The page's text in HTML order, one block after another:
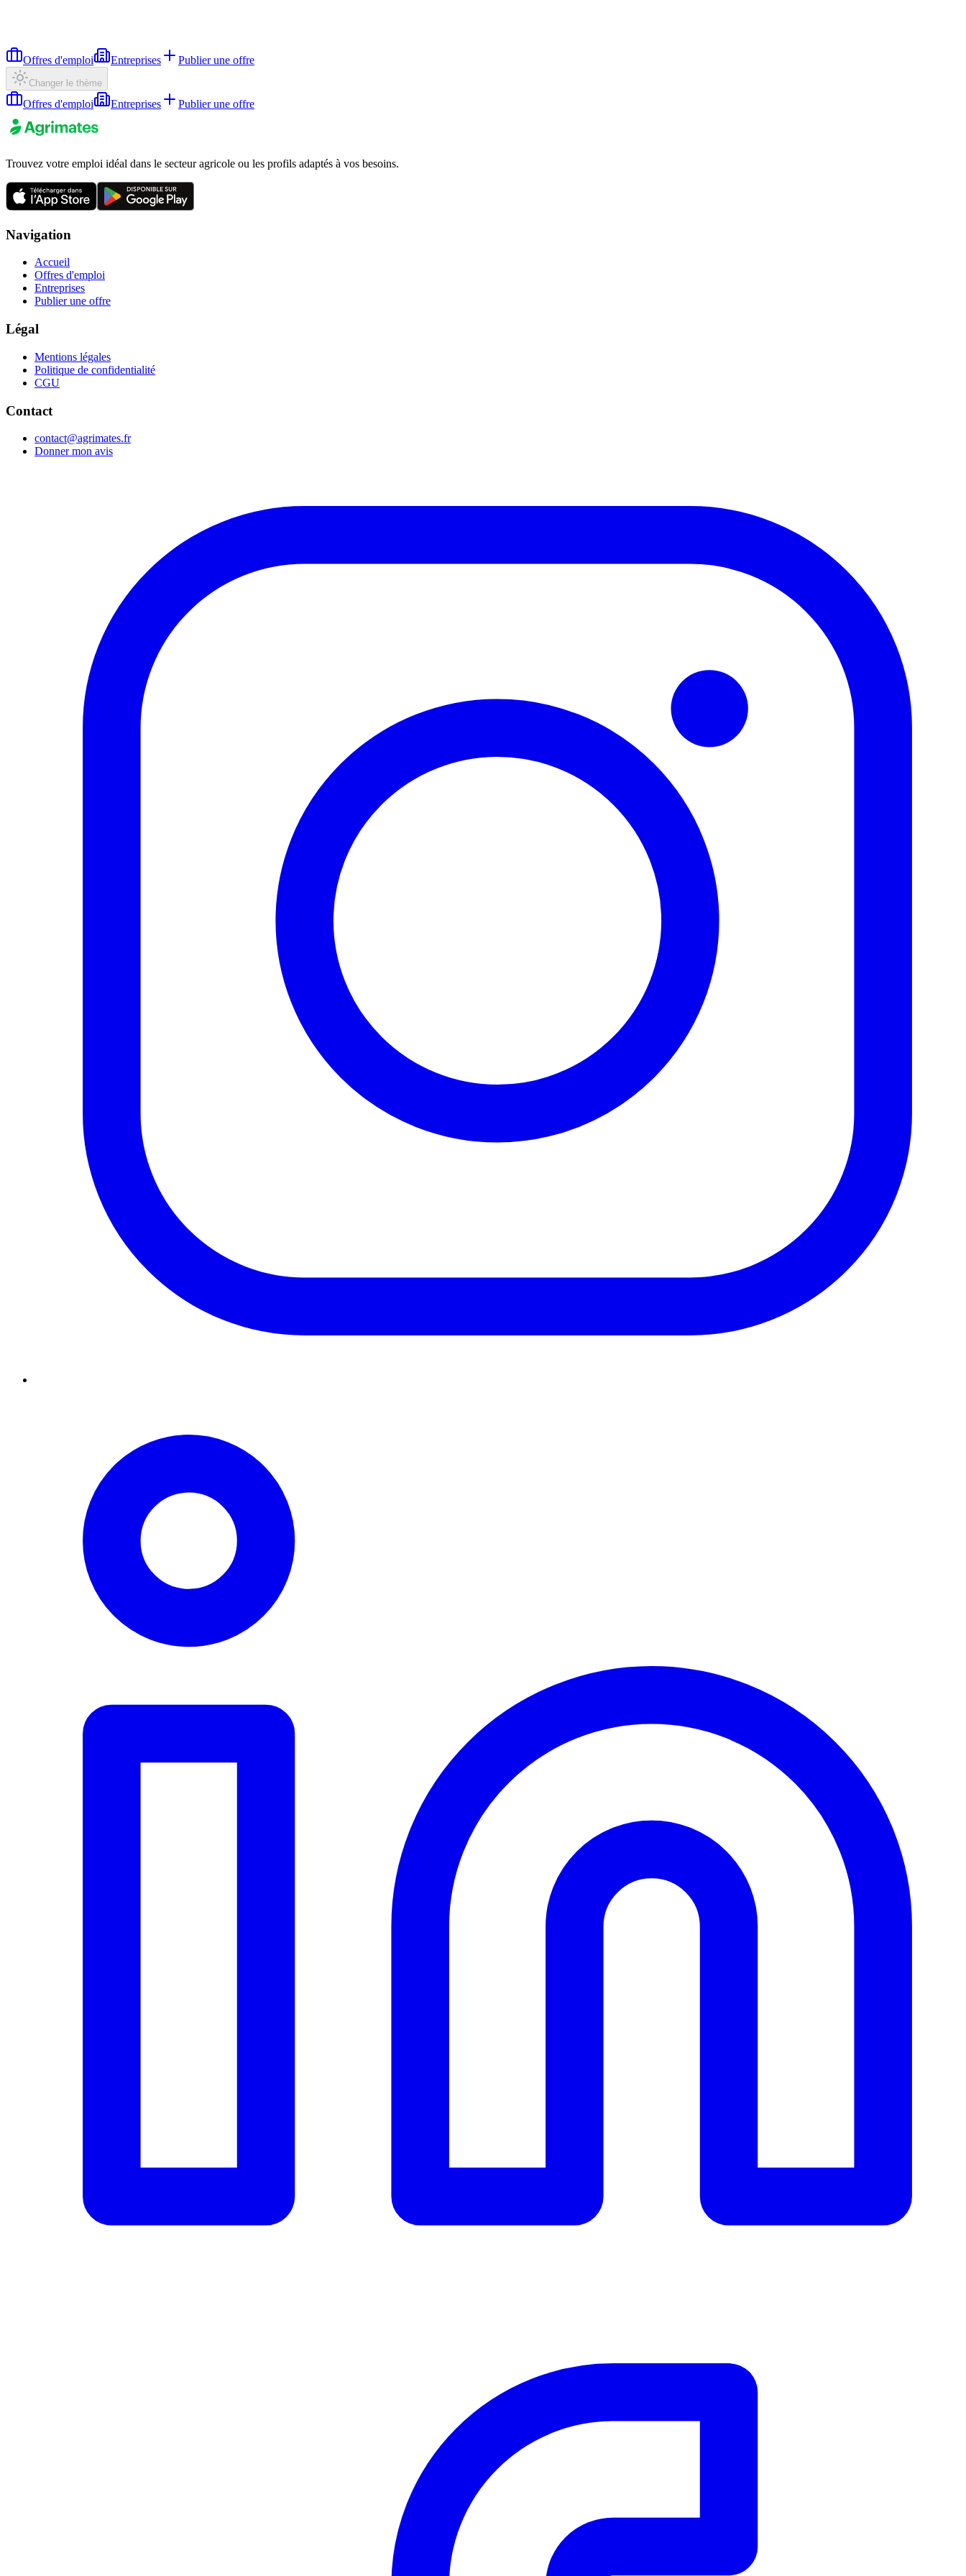
Offres d'emploi Entreprises Publier une offre
Changer le thème
Offres d'emploi Entreprises Publier une offre
Trouvez votre emploi idéal dans le secteur agricole ou les profils adaptés à vos besoins.
Navigation
Accueil
Offres d'emploi
Entreprises
Publier une offre
Légal
Mentions légales
Politique de confidentialité
CGU
Contact
contact@agrimates.fr
Donner mon avis